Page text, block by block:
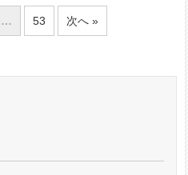
… 53 次へ »